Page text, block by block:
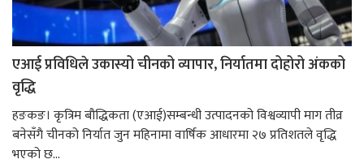
एआई प्रविधिले उकास्यो चीनको व्यापार, निर्यातमा दोहोरो अंकको
वृद्धि
हङकङ। कृत्रिम बौद्धिकता (एआई)सम्बन्धी उत्पादनको विश्वव्यापी माग तीव्र
बनेसँगै चीनको निर्यात जुन महिनामा वार्षिक आधारमा २७ प्रतिशतले वृद्धि
भएको छ...